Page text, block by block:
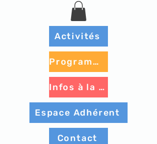
Activités
Contact
Espace Adhérent
Infos à la une
Programme à venir